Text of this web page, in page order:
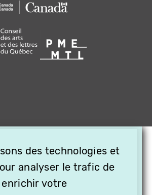
des technologies et
analyser le trafic de
votre
LA VIDÉO EN
ABONNEZ VOS
À VITHÈQUE !